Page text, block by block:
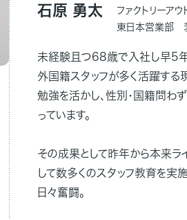
石原 勇太
ファクトリーア
東日本営業部
未経験且つ68歳で入社し早5年
外国籍スタッフが多く活躍する
勉強を活かし、性別・国籍問わ
っています。
その成果として昨年から本来
して数多くのスタッフ教育を実
日々奮闘。